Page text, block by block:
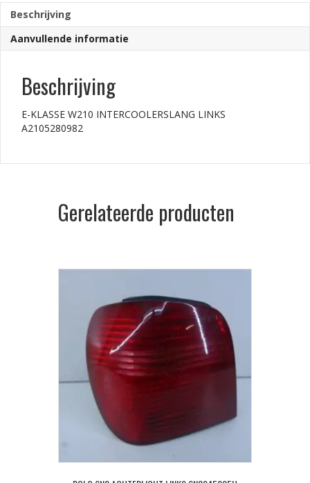
Beschrijving
Aanvullende informatie
Beschrijving
E-KLASSE W210 INTERCOOLERSLANG LINKS
A2105280982
Gerelateerde producten